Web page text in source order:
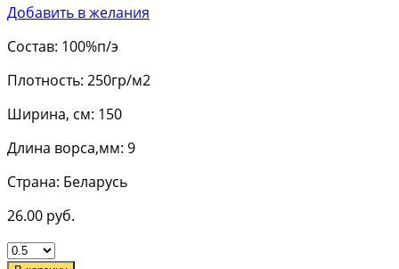
Добавить в желания
Состав: 100%п/э
Плотность: 250гр/м2
Ширина, см: 150
Длина ворса,мм: 9
Страна: Беларусь
26.00 руб.